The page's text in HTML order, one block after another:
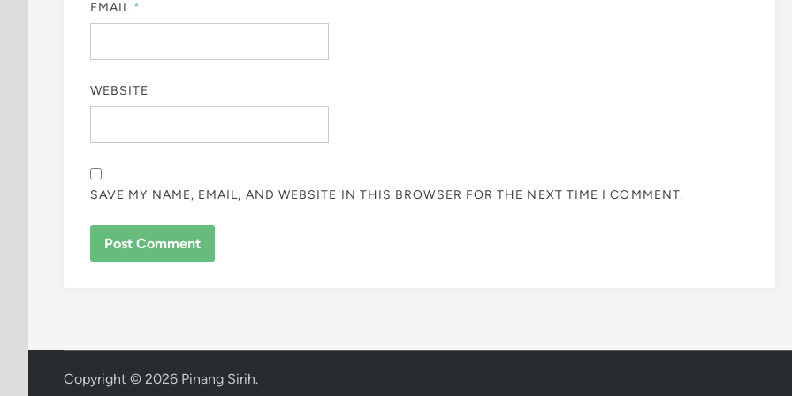
EMAIL *
WEBSITE
SAVE MY NAME, EMAIL, AND WEBSITE IN THIS BROWSER FOR THE NEXT TIME I COMMENT.
Copyright © 2026 Pinang Sirih.